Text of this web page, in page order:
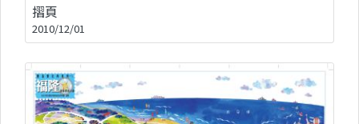
摺頁
2010/12/01